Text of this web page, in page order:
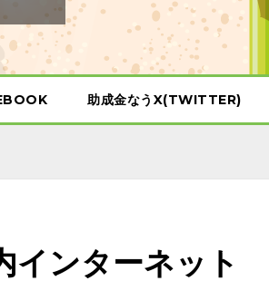
助成金なうX(TWITTER)
ンターネット